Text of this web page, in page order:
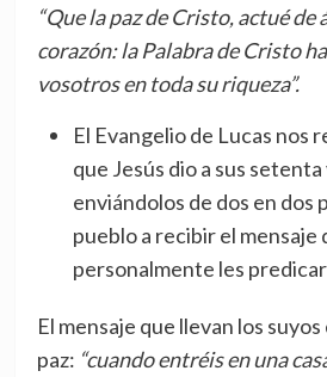
“Que la paz de Cristo, actué
corazón: la Palabra de Cristo
vosotros en toda su riqueza”.
El Evangelio de Lucas nos
que Jesús dio a sus
enviándolos de dos en dos
pueblo a recibir el mensaje
personalmente les
El mensaje que llevan los
paz: “cuando entréis en una